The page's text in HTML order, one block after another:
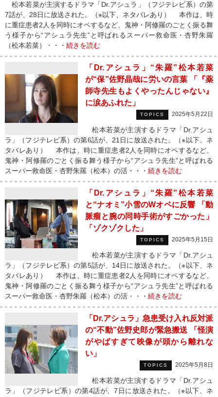
松本若菜が主演するドラマ「Dr.アシュラ」（フジテレビ系）の第
7話が、28日に放送された。（※以下、ネタバレあり） 本作は、時
に重症患者2人を同時にオペするなど、鬼神・阿修羅のごとく振る舞
う様子から“アシュラ先生”と呼ばれるスーパー救命医・杏野朱羅
（松本若菜）・・・ 続きを読む
「Dr.アシュラ」“朱羅”松本若菜
が“保”佐野晶哉に労いの言葉 「『薬
師寺先生もよくやったんじゃない』
に涙あふれた」
TOPICS 2025年5月22日
松本若菜が主演するドラマ「Dr.アシュ
ラ」（フジテレビ系）の第6話が、21日に放送された。（※以下、ネ
タバレあり） 本作は、時に重症患者2人を同時にオペするなど、
鬼神・阿修羅のごとく振る舞う様子から“アシュラ先生”と呼ばれる
スーパー救命医・杏野朱羅（松本）の活・・・ 続きを読む
「Dr.アシュラ」“朱羅”松本若菜
と“ナオミ”小雪のWオペに反響 「動
脈瘤と腕の同時手術がすごかった️」
「ゾクゾクした」
TOPICS 2025年5月15日
松本若菜が主演するドラマ「Dr.アシュ
ラ」（フジテレビ系）の第5話が、14日に放送された。（※以下、ネ
タバレあり） 本作は、時に重症患者2人を同時にオペするなど、
鬼神・阿修羅のごとく振る舞う様子から“アシュラ先生”と呼ばれる
スーパー救命医・杏野朱羅（松本）の活・・・ 続きを読む
「Dr.アシュラ」急患受け入れ反対派
の“不動”佐野史郎が緊急搬送 「怪演
がやばすぎて映像が頭から離れな
い」
TOPICS 2025年5月8日
松本若菜が主演するドラマ「Dr.アシュ
ラ」（フジテレビ系）の第4話が、7日に放送された。（※以下、ネ